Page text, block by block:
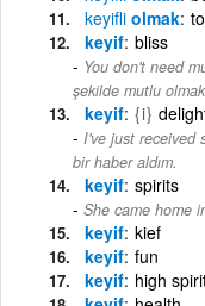
keyifli olmak
keyif bliss
You don't need
şekilde mutlu
keyif {i}
I've just received
bir haber aldım.
keyif spirits
She came home
keyif kief
keyif fun
keyif high